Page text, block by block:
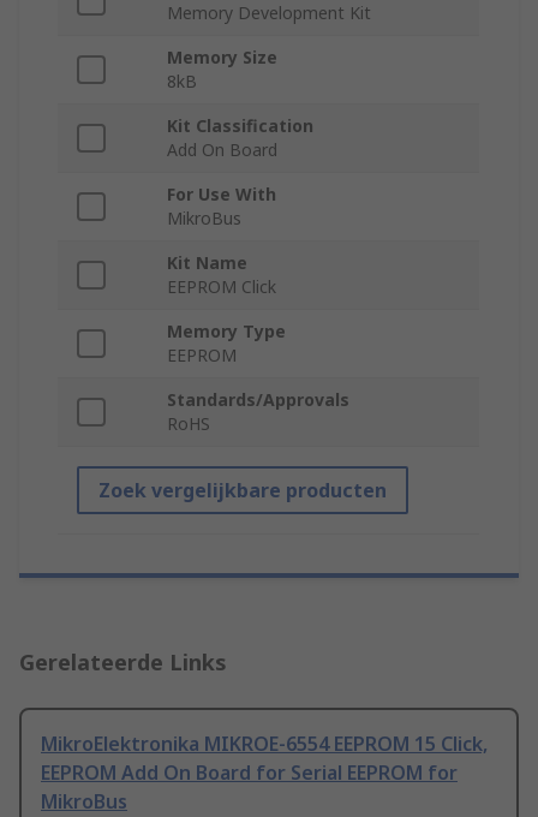
Memory Development Kit
Memory Size
8kB
Kit Classification
Add On Board
For Use With
MikroBus
Kit Name
EEPROM Click
Memory Type
EEPROM
Standards/Approvals
RoHS
Zoek vergelijkbare producten
Gerelateerde Links
MikroElektronika MIKROE-6554 EEPROM 15 Click,
EEPROM Add On Board for Serial EEPROM for
MikroBus